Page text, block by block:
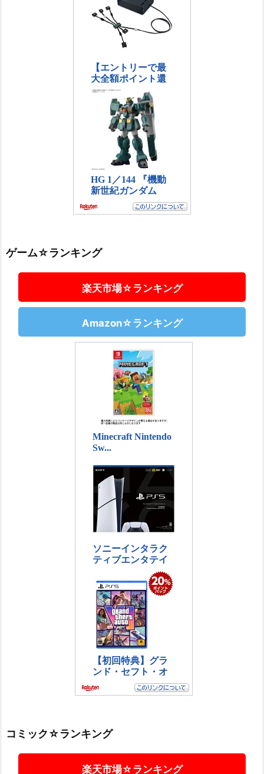
ゲーム☆ランキング
楽天市場☆ランキング
Amazon☆ランキング
コミック☆ランキング
楽天市場☆ランキング